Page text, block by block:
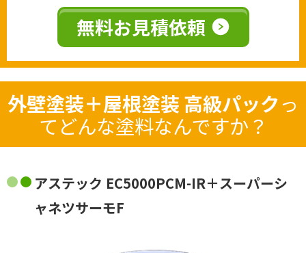
無料お見積依頼
外壁塗装＋屋根塗装 高級パックっ
てどんな塗料なんですか？
アステック EC5000PCM-IR＋スーパーシ
ャネツサーモF